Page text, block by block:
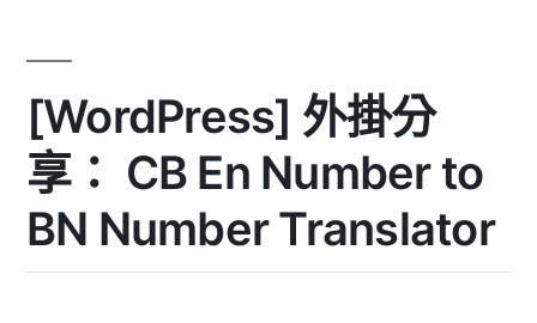
[WordPress] 外掛分
享： CB En Number to
BN Number Translator